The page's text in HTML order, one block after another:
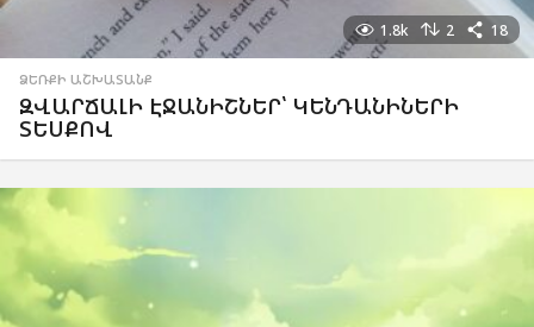
1.8k 2 18
ՁԵՌՔԻ ԱՇԽԱՏԱՆՔ
ԶՎԱՐՃԱԼԻ ԷՋԱՆԻՇՆԵՐ՝ ԿԵՆԴԱՆԻՆԵՐԻ
ՏԵՍՔՈՎ